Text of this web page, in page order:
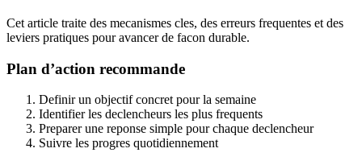
Cet article traite des mecanismes cles, des erreurs frequentes et des
leviers pratiques pour avancer de facon durable.
Plan d’action recommande
Definir un objectif concret pour la semaine
Identifier les declencheurs les plus frequents
Preparer une reponse simple pour chaque declencheur
Suivre les progres quotidiennement